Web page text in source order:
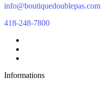
info@boutiquedoublepas.com
418-248-7800
Informations